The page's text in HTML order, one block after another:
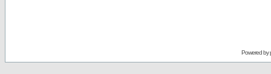
Powered by